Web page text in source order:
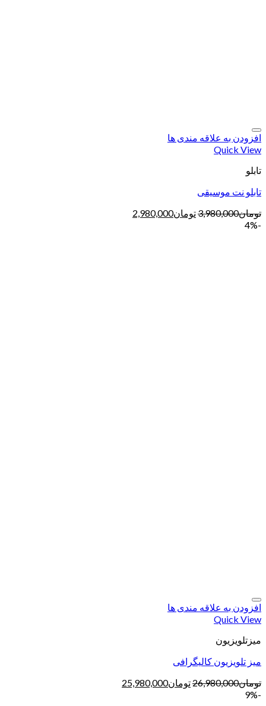
افزودن به علاقه مندی ها
Quick View
تابلو
تابلو نت موسیقی
تومان3,980,000تومان2,980,000
-4%
افزودن به علاقه مندی ها
Quick View
میزتلویزیون
میز تلویزیون کالیگرافی
تومان26,980,000تومان25,980,000
-9%